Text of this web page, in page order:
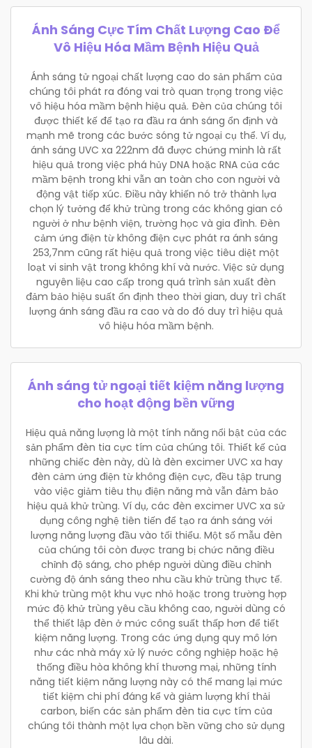
Ánh Sáng Cực Tím Chất Lượng Cao Để
Vô Hiệu Hóa Mầm Bệnh Hiệu Quả
Ánh sáng tử ngoại chất lượng cao do sản phẩm của
chúng tôi phát ra đóng vai trò quan trọng trong việc
vô hiệu hóa mầm bệnh hiệu quả. Đèn của chúng tôi
được thiết kế để tạo ra đầu ra ánh sáng ổn định và
mạnh mẽ trong các bước sóng tử ngoại cụ thể. Ví dụ,
ánh sáng UVC xa 222nm đã được chứng minh là rất
hiệu quả trong việc phá hủy DNA hoặc RNA của các
mầm bệnh trong khi vẫn an toàn cho con người và
động vật tiếp xúc. Điều này khiến nó trở thành lựa
chọn lý tưởng để khử trùng trong các không gian có
người ở như bệnh viện, trường học và gia đình. Đèn
cảm ứng điện từ không điện cực phát ra ánh sáng
253,7nm cũng rất hiệu quả trong việc tiêu diệt một
loạt vi sinh vật trong không khí và nước. Việc sử dụng
nguyên liệu cao cấp trong quá trình sản xuất đèn
đảm bảo hiệu suất ổn định theo thời gian, duy trì chất
lượng ánh sáng đầu ra cao và do đó duy trì hiệu quả
vô hiệu hóa mầm bệnh.
Ánh sáng tử ngoại tiết kiệm năng lượng
cho hoạt động bền vững
Hiệu quả năng lượng là một tính năng nổi bật của các
sản phẩm đèn tia cực tím của chúng tôi. Thiết kế của
những chiếc đèn này, dù là đèn excimer UVC xa hay
đèn cảm ứng điện từ không điện cực, đều tập trung
vào việc giảm tiêu thụ điện năng mà vẫn đảm bảo
hiệu quả khử trùng. Ví dụ, các đèn excimer UVC xa sử
dụng công nghệ tiên tiến để tạo ra ánh sáng với
lượng năng lượng đầu vào tối thiểu. Một số mẫu đèn
của chúng tôi còn được trang bị chức năng điều
chỉnh độ sáng, cho phép người dùng điều chỉnh
cường độ ánh sáng theo nhu cầu khử trùng thực tế.
Khi khử trùng một khu vực nhỏ hoặc trong trường hợp
mức độ khử trùng yêu cầu không cao, người dùng có
thể thiết lập đèn ở mức công suất thấp hơn để tiết
kiệm năng lượng. Trong các ứng dụng quy mô lớn
như các nhà máy xử lý nước công nghiệp hoặc hệ
thống điều hòa không khí thương mại, những tính
năng tiết kiệm năng lượng này có thể mang lại mức
tiết kiệm chi phí đáng kể và giảm lượng khí thải
carbon, biến các sản phẩm đèn tia cực tím của
chúng tôi thành một lựa chọn bền vững cho sử dụng
lâu dài.